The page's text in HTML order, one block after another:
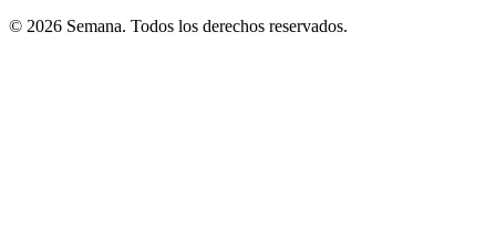
© 2026 Semana. Todos los derechos reservados.